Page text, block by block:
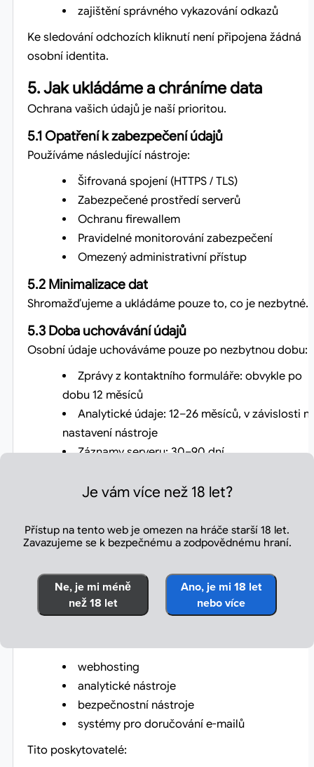
zajištění správného vykazování odkazů
Ke sledování odchozích kliknutí není připojena žádná
osobní identita.
5. Jak ukládáme a chráníme data
Ochrana vašich údajů je naší prioritou.
5.1 Opatření k zabezpečení údajů
Používáme následující nástroje:
Šifrovaná spojení (HTTPS / TLS)
Zabezpečené prostředí serverů
Ochranu firewallem
Pravidelné monitorování zabezpečení
Omezený administrativní přístup
5.2 Minimalizace dat
Shromažďujeme a ukládáme pouze to, co je nezbytné.
5.3 Doba uchovávání údajů
Osobní údaje uchováváme pouze po nezbytnou dobu:
Zprávy z kontaktního formuláře: obvykle po
dobu 12 měsíců
Analytické údaje: 12–26 měsíců, v závislosti
nastavení nástroje
Záznamy serveru: 30–90 dní
Jakmile již data nejsou potřeba, jsou bezpečně
6. Sdílení a zveřejňování údajů
Osobní údaje neprodáváme ani s nimi neobchodujeme.
Omezené údaje můžeme sdílet s třetími stranami
za níže uvedených podmínek:
Můžeme využívat renomované poskytovatele služeb
webhosting
analytické nástroje
bezpečnostní nástroje
systémy pro doručování e-mailů
Tito poskytovatelé:
Je vám více než 18 let?
Přístup na tento web je omezen na hráče starší 18 let.
Zavazujeme se k bezpečnému a zodpovědnému hraní.
Ne, je mi méně
než 18 let
Ano, je mi 18 let
nebo více